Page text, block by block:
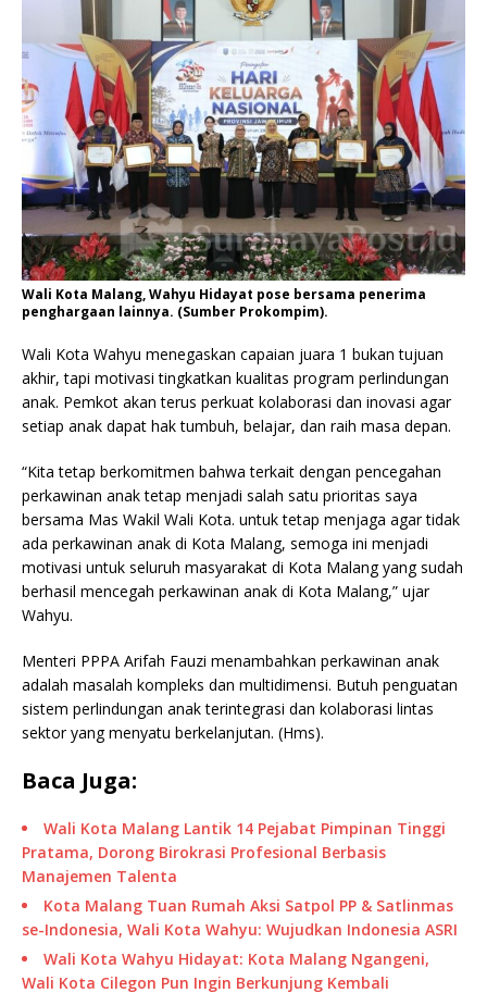
Wali Kota Malang, Wahyu Hidayat pose bersama penerima
penghargaan lainnya. (Sumber Prokompim).
Wali Kota Wahyu menegaskan capaian juara 1 bukan tujuan
akhir, tapi motivasi tingkatkan kualitas program perlindungan
anak. Pemkot akan terus perkuat kolaborasi dan inovasi agar
setiap anak dapat hak tumbuh, belajar, dan raih masa depan.
“Kita tetap berkomitmen bahwa terkait dengan pencegahan
perkawinan anak tetap menjadi salah satu prioritas saya
bersama Mas Wakil Wali Kota. untuk tetap menjaga agar tidak
ada perkawinan anak di Kota Malang, semoga ini menjadi
motivasi untuk seluruh masyarakat di Kota Malang yang sudah
berhasil mencegah perkawinan anak di Kota Malang,” ujar
Wahyu.
Menteri PPPA Arifah Fauzi menambahkan perkawinan anak
adalah masalah kompleks dan multidimensi. Butuh penguatan
sistem perlindungan anak terintegrasi dan kolaborasi lintas
sektor yang menyatu berkelanjutan. (Hms).
Baca Juga:
Wali Kota Malang Lantik 14 Pejabat Pimpinan Tinggi
Pratama, Dorong Birokrasi Profesional Berbasis
Manajemen Talenta
Kota Malang Tuan Rumah Aksi Satpol PP & Satlinmas
se-Indonesia, Wali Kota Wahyu: Wujudkan Indonesia ASRI
Wali Kota Wahyu Hidayat: Kota Malang Ngangeni,
Wali Kota Cilegon Pun Ingin Berkunjung Kembali